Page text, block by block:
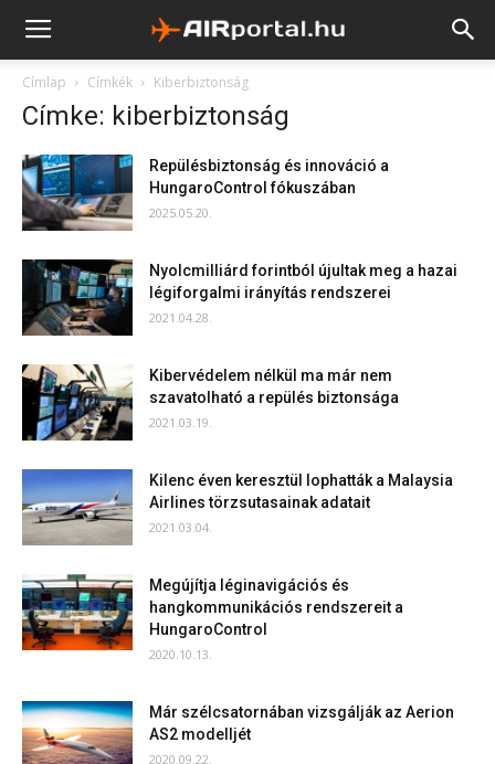
Címlap Címkék Kiberbiztonság
Címke: kiberbiztonság
Repülésbiztonság és innováció a
HungaroControl fókuszában
2025.05.20.
Nyolcmilliárd forintból újultak meg a hazai
légiforgalmi irányítás rendszerei
2021.04.28.
Kibervédelem nélkül ma már nem
szavatolható a repülés biztonsága
2021.03.19.
Kilenc éven keresztül lophatták a Malaysia
Airlines törzsutasainak adatait
2021.03.04.
Megújítja léginavigációs és
hangkommunikációs rendszereit a
HungaroControl
2020.10.13.
Már szélcsatornában vizsgálják az Aerion
AS2 modelljét
2020.09.22.